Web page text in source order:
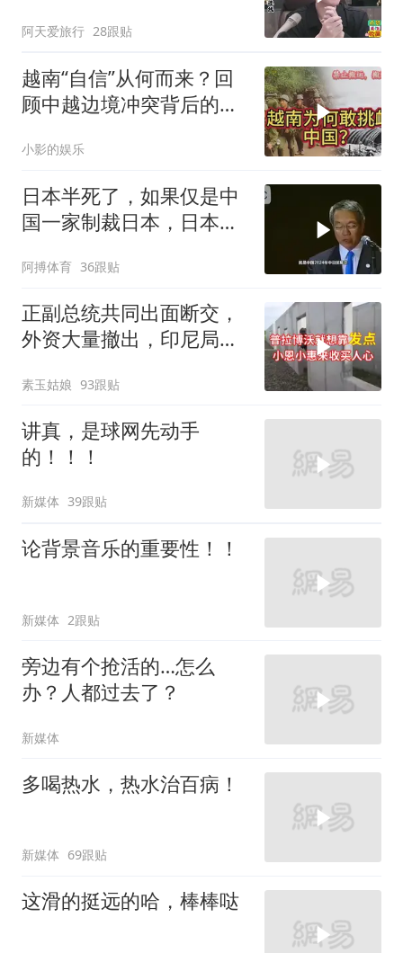
阿天爱旅行 28跟贴
越南“自信”从何而来？回
顾中越边境冲突背后的故
小影的娱乐
日本半死了，如果仅是中
国一家制裁日本，日本可
阿搏体育 36跟贴
正副总统共同出面断交，
外资大量撤出，印尼局势
素玉姑娘 93跟贴
讲真，是球网先动手
的！！！
新媒体 39跟贴
论背景音乐的重要性！！
新媒体 2跟贴
旁边有个抢活的…怎么
办？人都过去了？
新媒体
多喝热水，热水治百病！
新媒体 69跟贴
这滑的挺远的哈，棒棒哒